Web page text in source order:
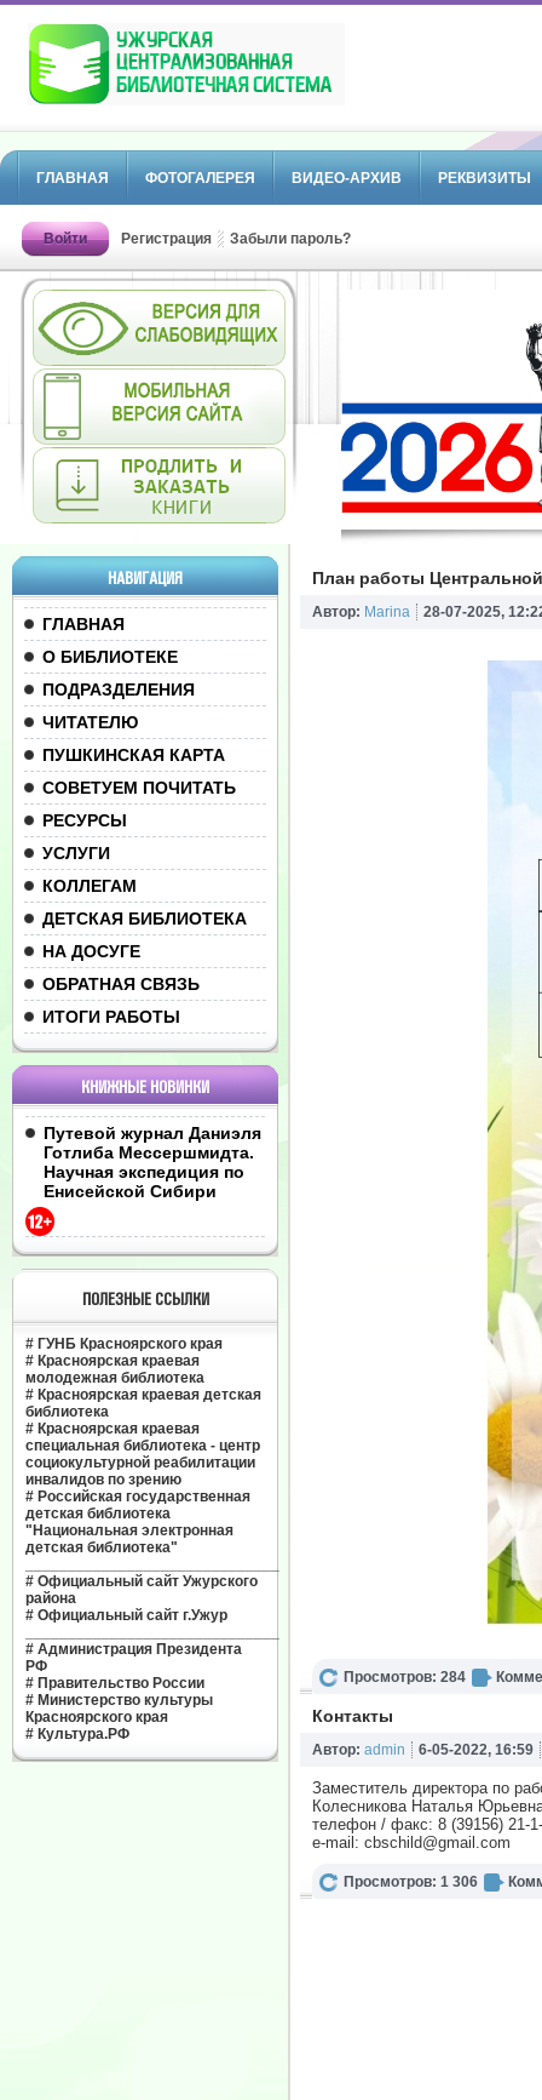
ГЛАВНАЯ ФОТОГАЛЕРЕЯ ВИДЕО-АРХИВ РЕКВИЗИТЫ
Войти Регистрация Забыли пароль?
НАВИГАЦИЯ
ГЛАВНАЯ
О БИБЛИОТЕКЕ
ПОДРАЗДЕЛЕНИЯ
ЧИТАТЕЛЮ
ПУШКИНСКАЯ КАРТА
СОВЕТУЕМ ПОЧИТАТЬ
РЕСУРСЫ
УСЛУГИ
КОЛЛЕГАМ
ДЕТСКАЯ БИБЛИОТЕКА
НА ДОСУГЕ
ОБРАТНАЯ СВЯЗЬ
ИТОГИ РАБОТЫ
КНИЖНЫЕ НОВИНКИ
Путевой журнал Даниэля
Готлиба Мессершмидта.
Научная экспедиция по
Енисейской Сибири
ПОЛЕЗНЫЕ ССЫЛКИ
# ГУНБ Красноярского края
# Красноярская краевая
молодежная библиотека
# Красноярская краевая детская
библиотека
# Красноярская краевая
специальная библиотека - центр
социокультурной реабилитации
инвалидов по зрению
# Российская государственная
детская библиотека
"Национальная электронная
детская библиотека"
# Официальный сайт Ужурского
района
# Официальный сайт г.Ужур
# Администрация Президента
РФ
# Правительство России
# Министерство культуры
Красноярского края
# Культура.РФ
План работы
Автор: Marina 28-07-2025,
Просмотров: 284
Контакты
Автор: admin 6-05-2022, 16:59
Заместитель директора по
Колесникова Наталья
телефон / факс: 8 (39156) 21-
e-mail: cbschild@gmail.com
Просмотров: 1 306